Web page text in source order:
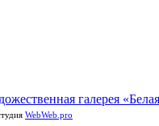
галерея
WebWeb.pro